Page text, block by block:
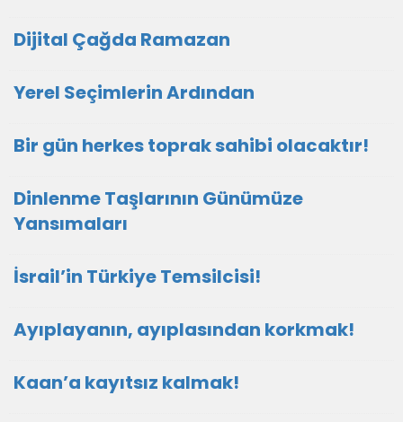
Dijital Çağda Ramazan
Yerel Seçimlerin Ardından
Bir gün herkes toprak sahibi olacaktır!
Dinlenme Taşlarının Günümüze
Yansımaları
İsrail’in Türkiye Temsilcisi!
Ayıplayanın, ayıplasından korkmak!
Kaan’a kayıtsız kalmak!